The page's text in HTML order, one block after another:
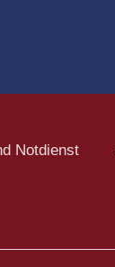
Notdienst